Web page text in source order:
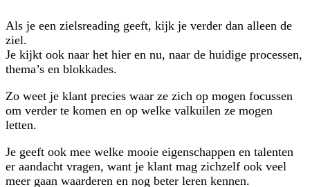
Als je een zielsreading geeft, kijk je verder dan alleen de
ziel.
Je kijkt ook naar het hier en nu, naar de huidige processen,
thema’s en blokkades.
Zo weet je klant precies waar ze zich op mogen focussen
om verder te komen en op welke valkuilen ze mogen
letten.
Je geeft ook mee welke mooie eigenschappen en talenten
er aandacht vragen, want je klant mag zichzelf ook veel
meer gaan waarderen en nog beter leren kennen.